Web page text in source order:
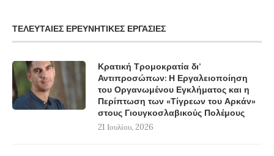
ΤΕΛΕΥΤΑΊΕΣ ΕΡΕΥΝΗΤΙΚΈΣ ΕΡΓΑΣΊΕΣ
Κρατική Τρομοκρατία δι’
Αντιπροσώπων: Η Εργαλειοποίηση
του Οργανωμένου Εγκλήματος και η
Περίπτωση των «Τίγρεων του Αρκάν»
στους Γιουγκοσλαβικούς Πολέμους
21 Ιουλίου, 2026